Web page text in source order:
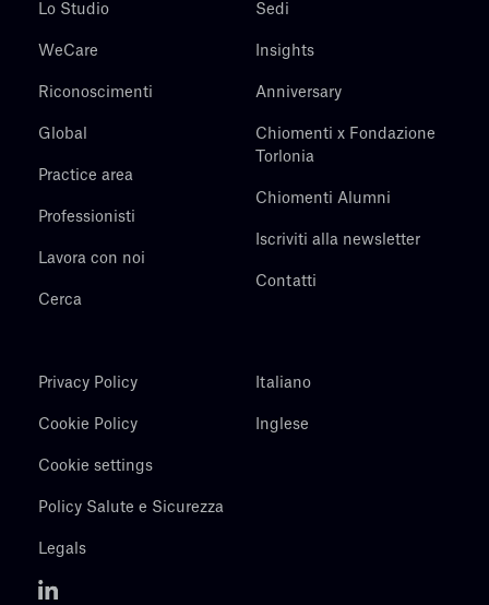
Lo Studio
WeCare
Riconoscimenti
Global
Practice area
Professionisti
Lavora con noi
Cerca
Sedi
Insights
Anniversary
Chiomenti x Fondazione
Torlonia
Chiomenti Alumni
Iscriviti alla newsletter
Contatti
Privacy Policy
Cookie Policy
Cookie settings
Policy Salute e Sicurezza
Legals
Italiano
Inglese